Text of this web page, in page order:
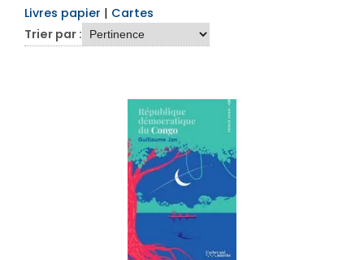
Livres papier | Cartes
Trier par :